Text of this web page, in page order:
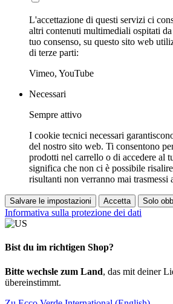
L'accettazione di questi servizi ci
altri contenuti multimediali ospitati
tuo consenso, su questo sito web
di terze parti:
Vimeo, YouTube
Necessari
Sempre attivo
I cookie tecnici necessari
del nostro sito web. Ti consentono
prodotti nel carrello o di accedere al
significa che non ci è possibile
risultanti non verranno mai trasmessi
Salvare le impostazioni Accetta Solo
Informativa sulla protezione dei dati
Bist du im richtigen Shop?
Bitte wechsle zum Land, das mit deiner
übereinstimmt.